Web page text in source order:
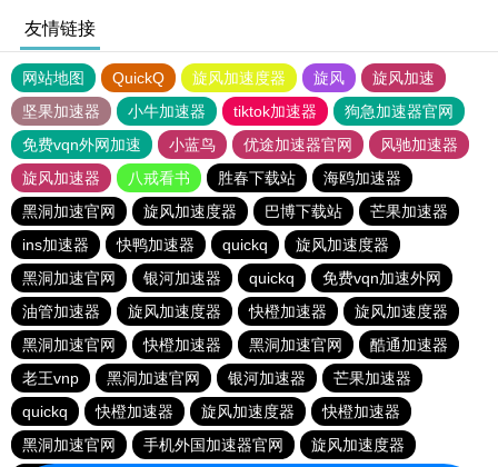
友情链接
网站地图 QuickQ 旋风加速度器 旋风
旋风加速
坚果加速器
小牛加速器 tiktok加速器
狗急加速器官网
免费vqn外网加速
小蓝鸟 优途加速器官网
风驰加速器
旋风加速器
八戒看书 胜春下载站
海鸥加速器
黑洞加速官网
旋风加速度器 巴博下载站
芒果加速器
ins加速器
快鸭加速器 quickq
旋风加速度器
黑洞加速官网
银河加速器 quickq
免费vqn加速外网
油管加速器
旋风加速度器 快橙加速器
旋风加速度器
黑洞加速官网
快橙加速器 黑洞加速官网
酷通加速器
老王vnp
黑洞加速官网 银河加速器
芒果加速器
quickq
快橙加速器 旋风加速度器
快橙加速器
黑洞加速官网
手机外国加速器官网 旋风加速度器